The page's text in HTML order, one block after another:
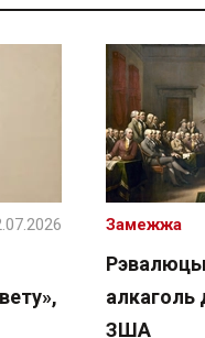
алкаголь
ЗША
Замежжа